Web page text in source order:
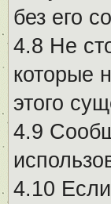
без его
4.8 Не
которые
этого
4.9
4.10